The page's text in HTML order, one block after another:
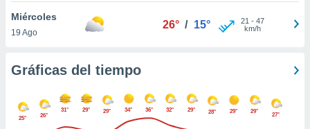
de
posible
en
a lo que
Para
Miércoles
19 Ago
26° / 15° 21 - 47
km/h
Gráficas del tiempo
25° 26°
31° 29° 29° 34° 36° 32° 29° 28° 29° 29°
27°